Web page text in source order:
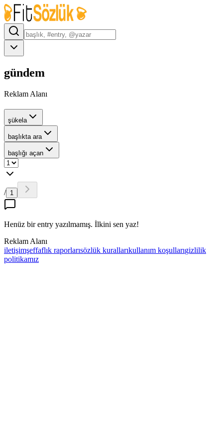
gündem
Reklam Alanı
şükela
başlıkta ara
başlığı açan
/ 1
Henüz bir entry yazılmamış. İlkini sen yaz!
Reklam Alanı
iletişimşeffaflık raporlarısözlük kurallarıkullanım koşullarıgizlilik
politikamız